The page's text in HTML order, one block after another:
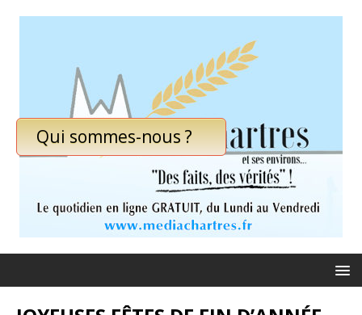
Qui sommes-nous ?